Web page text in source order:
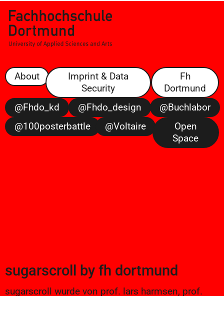
About
Imprint & Data
Security
Fh
Dortmund
@fhdo_kd
@fhdo_design
@buchlabor
@100posterbattle
@voltaire
Open
Space
sugarscroll by fh dortmund
sugarscroll wurde von prof. lars harmsen, prof.